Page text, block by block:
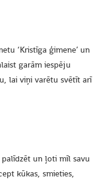
‘Kristīga ģimene’ un
garām iespēju
lai viņi varētu svētīt arī
un ļoti mīl savu
kūkas, smieties,